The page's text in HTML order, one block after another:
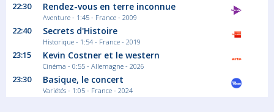
22:30 Rendez-vous en terre inconnue
Aventure - 1:45 - France - 2009
22:40 Secrets d'Histoire
Historique - 1:54 - France - 2019
23:15 Kevin Costner et le western
Cinéma - 0:55 - Allemagne - 2026
23:30 Basique, le concert
Variétés - 1:05 - France - 2024